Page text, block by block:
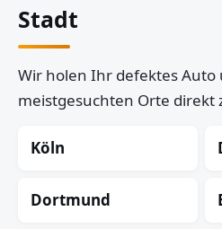
Stadt
Wir holen Ihr defektes Auto
meistgesuchten Orte direkt
Köln
Dortmund